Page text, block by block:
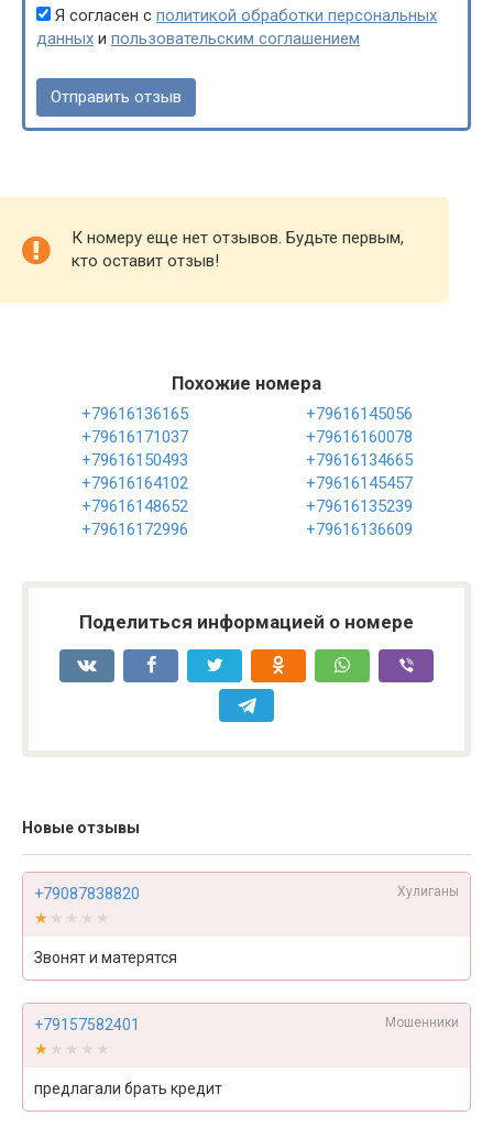
Я согласен с политикой обработки персональных
данных и пользовательским соглашением
К номеру еще нет отзывов. Будьте первым,
кто оставит отзыв!
Похожие номера
+79616136165
+79616145056
+79616171037
+79616160078
+79616150493
+79616134665
+79616164102
+79616145457
+79616148652
+79616135239
+79616172996
+79616136609
Поделиться информацией о номере
Новые отзывы
+79087838820 Хулиганы
★★★★★
★★★★★
Звонят и матерятся
+79157582401 Мошенники
★★★★★
★★★★★
предлагали брать кредит